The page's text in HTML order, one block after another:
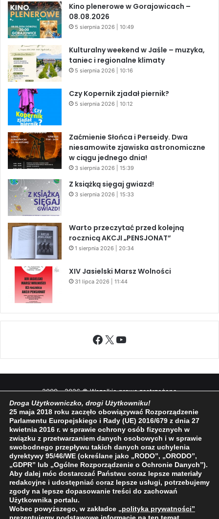
Kino plenerowe w Gorajowicach –
08.08.2026
5 sierpnia 2026 | 10:49
Kulturalny weekend w Jaśle – muzyka,
taniec i regionalne klimaty
5 sierpnia 2026 | 10:16
Czy Kopernik zjadał piernik?
5 sierpnia 2026 | 10:12
Zaćmienie Słońca i Perseidy. Dwa
niesamowite zjawiska astronomiczne
w ciągu jednego dnia!
3 sierpnia 2026 | 15:39
Z książką sięgaj gwiazd!
3 sierpnia 2026 | 15:33
Warto przeczytać przed kolejną
rocznicą AKCJI „PENSJONAT”
1 sierpnia 2026 | 20:34
XIV Jasielski Marsz Wolności
31 lipca 2026 | 11:44
Facebook
X YouTube
2009 - 2026 © Wszelkie prawa zastrzeżone
O NAS
REDAKCJA POLITYKA PRYWATNOŚCI
Droga Użytkowniczko, drogi Użytkowniku!
25 maja 2018 roku zaczęło obowiązywać Rozporządzenie
Parlamentu Europejskiego i Rady (UE) 2016/679 z dnia 27
kwietnia 2016 r. w sprawie ochrony osób fizycznych w
związku z przetwarzaniem danych osobowych i w sprawie
swobodnego przepływu takich danych oraz uchylenia
dyrektywy 95/46/WE (określane jako „RODO”, „ORODO”,
„GDPR” lub „Ogólne Rozporządzenie o Ochronie Danych”).
Aby dalej móc dostarczać Państwu coraz lepsze materiały
redakcyjne i udostępniać coraz lepsze usługi, potrzebujemy
zgody na lepsze dopasowanie treści do zachowań
Użytkownika portalu.
Wobec powyższego, w zakładce „polityka prywatności”